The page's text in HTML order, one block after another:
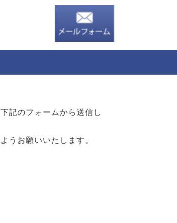
記のフォームから送信し
うお願いいたします。